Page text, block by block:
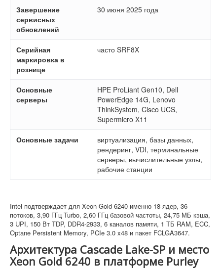
Завершение
сервисных
обновлений
30 июня 2025 года
Серийная
маркировка в
рознице
часто SRF8X
Основные
серверы
HPE ProLiant Gen10, Dell
PowerEdge 14G, Lenovo
ThinkSystem, Cisco UCS,
Supermicro X11
Основные задачи
виртуализация, базы данных,
рендеринг, VDI, терминальные
серверы, вычислительные узлы,
рабочие станции
Intel подтверждает для Xeon Gold 6240 именно 18 ядер, 36
потоков, 3,90 ГГц Turbo, 2,60 ГГц базовой частоты, 24,75 МБ кэша,
3 UPI, 150 Вт TDP, DDR4-2933, 6 каналов памяти, 1 ТБ RAM, ECC,
Optane Persistent Memory, PCIe 3.0 x48 и пакет FCLGA3647.
Архитектура Cascade Lake-SP и место
Xeon Gold 6240 в платформе Purley